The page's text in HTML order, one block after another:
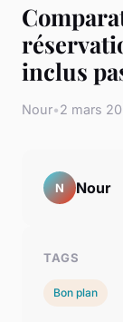
inclus
Nour•2 mars
N Nour
TAGS
Bon plan